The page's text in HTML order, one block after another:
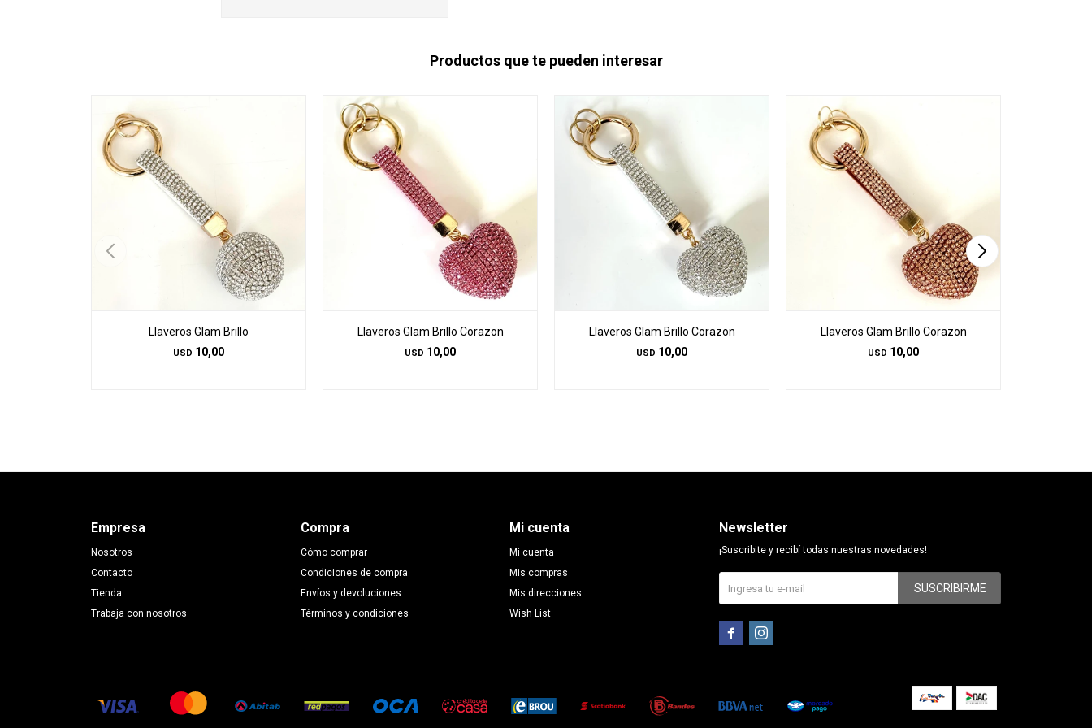
Productos que te pueden interesar
Llaveros Glam Brillo
USD 10,00
Llaveros Glam Brillo Corazon
USD 10,00
Llaveros Glam Brillo Corazon
USD 10,00
Llaveros Glam Brillo Corazon
USD 10,00
Empresa
Nosotros
Contacto
Tienda
Trabaja con nosotros
Compra
Cómo comprar
Condiciones de compra
Envíos y devoluciones
Términos y condiciones
Mi cuenta
Mi cuenta
Mis compras
Mis direcciones
Wish List
Newsletter
¡Suscribite y recibí todas nuestras novedades!
SUSCRIBIRME
 